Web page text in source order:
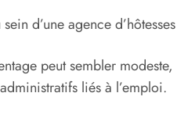
d’une agence
peut sembler
liés à l’emploi.